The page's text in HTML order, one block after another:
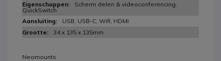
Scherm delen & videoconferencing,
QuickSwitch
USB, USB-C, Wifi, HDMI
34 x 135 x 135mm
Neomounts